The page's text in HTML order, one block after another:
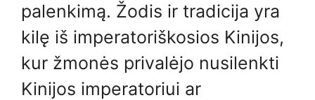
palenkimą. Žodis ir tradicija yra
kilę iš imperatoriškosios Kinijos,
kur žmonės privalėjo nusilenkti
Kinijos imperatoriui ar